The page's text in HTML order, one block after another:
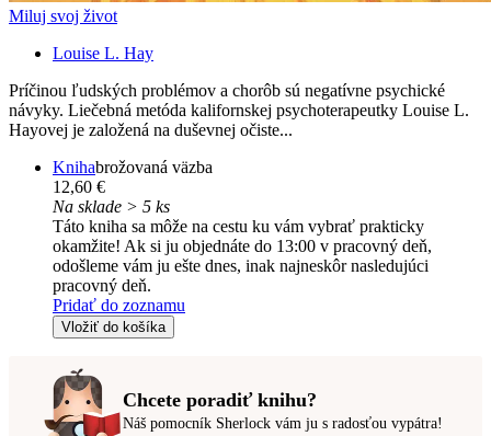
Miluj svoj život
Louise L. Hay
Príčinou ľudských problémov a chorôb sú negatívne psychické
návyky. Liečebná metóda kalifornskej psychoterapeutky Louise L.
Hayovej je založená na duševnej očiste...
Knihabrožovaná väzba
12,60 €
Na sklade > 5 ks
Táto kniha sa môže na cestu ku vám vybrať prakticky
okamžite! Ak si ju objednáte do 13:00 v pracovný deň,
odošleme vám ju ešte dnes, inak najneskôr nasledujúci
pracovný deň.
Pridať do zoznamu
Vložiť do košíka
Chcete poradiť knihu?
Náš pomocník Sherlock vám ju s radosťou vypátra!